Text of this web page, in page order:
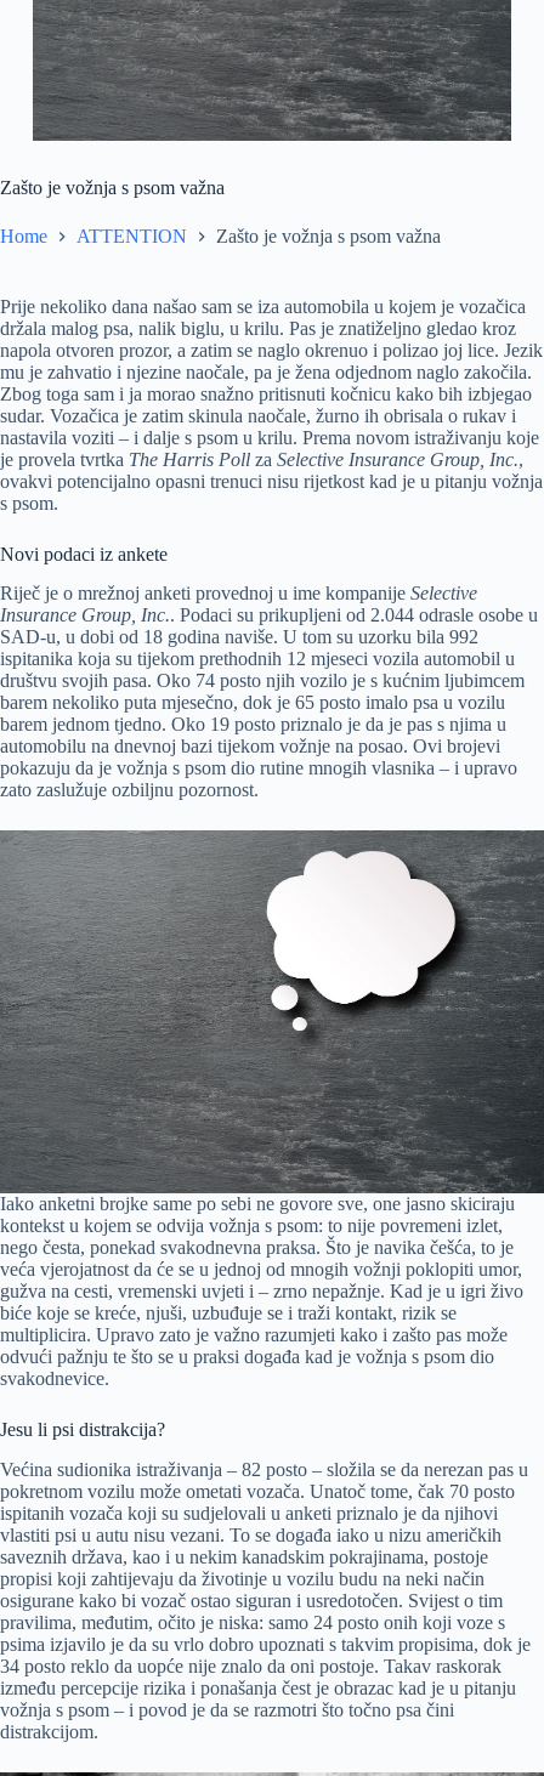
Zašto je vožnja s psom važna
Home ATTENTION Zašto je vožnja s psom važna
Prije nekoliko dana našao sam se iza automobila u kojem je vozačica
držala malog psa, nalik biglu, u krilu. Pas je znatiželjno gledao kroz
napola otvoren prozor, a zatim se naglo okrenuo i polizao joj lice. Jezik
mu je zahvatio i njezine naočale, pa je žena odjednom naglo zakočila.
Zbog toga sam i ja morao snažno pritisnuti kočnicu kako bih izbjegao
sudar. Vozačica je zatim skinula naočale, žurno ih obrisala o rukav i
nastavila voziti – i dalje s psom u krilu. Prema novom istraživanju koje
je provela tvrtka The Harris Poll za Selective Insurance Group, Inc.,
ovakvi potencijalno opasni trenuci nisu rijetkost kad je u pitanju vožnja
s psom.
Novi podaci iz ankete
Riječ je o mrežnoj anketi provednoj u ime kompanije Selective
Insurance Group, Inc.. Podaci su prikupljeni od 2.044 odrasle osobe u
SAD-u, u dobi od 18 godina naviše. U tom su uzorku bila 992
ispitanika koja su tijekom prethodnih 12 mjeseci vozila automobil u
društvu svojih pasa. Oko 74 posto njih vozilo je s kućnim ljubimcem
barem nekoliko puta mjesečno, dok je 65 posto imalo psa u vozilu
barem jednom tjedno. Oko 19 posto priznalo je da je pas s njima u
automobilu na dnevnoj bazi tijekom vožnje na posao. Ovi brojevi
pokazuju da je vožnja s psom dio rutine mnogih vlasnika – i upravo
zato zaslužuje ozbiljnu pozornost.
Iako anketni brojke same po sebi ne govore sve, one jasno skiciraju
kontekst u kojem se odvija vožnja s psom: to nije povremeni izlet,
nego česta, ponekad svakodnevna praksa. Što je navika češća, to je
veća vjerojatnost da će se u jednoj od mnogih vožnji poklopiti umor,
gužva na cesti, vremenski uvjeti i – zrno nepažnje. Kad je u igri živo
biće koje se kreće, njuši, uzbuđuje se i traži kontakt, rizik se
multiplicira. Upravo zato je važno razumjeti kako i zašto pas može
odvući pažnju te što se u praksi događa kad je vožnja s psom dio
svakodnevice.
Jesu li psi distrakcija?
Većina sudionika istraživanja – 82 posto – složila se da nerezan pas u
pokretnom vozilu može ometati vozača. Unatoč tome, čak 70 posto
ispitanih vozača koji su sudjelovali u anketi priznalo je da njihovi
vlastiti psi u autu nisu vezani. To se događa iako u nizu američkih
saveznih država, kao i u nekim kanadskim pokrajinama, postoje
propisi koji zahtijevaju da životinje u vozilu budu na neki način
osigurane kako bi vozač ostao siguran i usredotočen. Svijest o tim
pravilima, međutim, očito je niska: samo 24 posto onih koji voze s
psima izjavilo je da su vrlo dobro upoznati s takvim propisima, dok je
34 posto reklo da uopće nije znalo da oni postoje. Takav raskorak
između percepcije rizika i ponašanja čest je obrazac kad je u pitanju
vožnja s psom – i povod je da se razmotri što točno psa čini
distrakcijom.